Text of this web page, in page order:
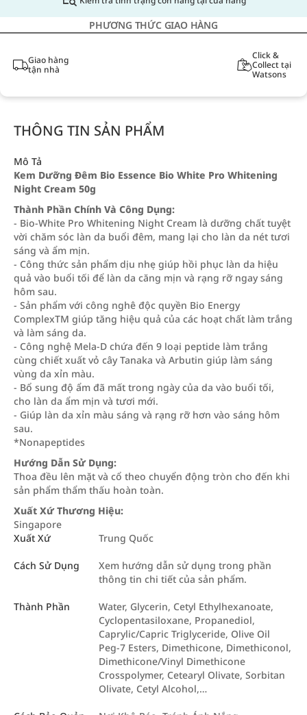
PHƯƠNG THỨC GIAO HÀNG
Giao hàng
tận nhà
Click &
Collect tại
Watsons
THÔNG TIN SẢN PHẨM
Mô Tả
Kem Dưỡng Đêm Bio Essence Bio White Pro Whitening
Night Cream 50g
Thành Phần Chính Và Công Dụng:
- Bio-White Pro Whitening Night Cream là dưỡng chất tuyệt
vời chăm sóc làn da buổi đêm, mang lại cho làn da nét tươi
sáng và ẩm mịn.
- Công thức sản phẩm dịu nhẹ giúp hồi phục làn da hiệu
quả vào buổi tối để làn da căng mịn và rạng rỡ ngay sáng
hôm sau.
- Sản phẩm với công nghê độc quyền Bio Energy
ComplexTM giúp tăng hiệu quả của các hoạt chất làm trắng
và làm sáng da.
- Công nghệ Mela-D chứa đến 9 loại peptide làm trắng
cùng chiết xuất vỏ cây Tanaka và Arbutin giúp làm sáng
vùng da xỉn màu.
- Bổ sung độ ẩm đã mất trong ngày của da vào buổi tối,
cho làn da ẩm mịn và tươi mới.
- Giúp làn da xỉn màu sáng và rạng rỡ hơn vào sáng hôm
sau.
*Nonapeptides
Hướng Dẫn Sử Dụng:
Thoa đều lên mặt và cổ theo chuyển động tròn cho đến khi
sản phẩm thẩm thấu hoàn toàn.
Xuất Xứ Thương Hiệu:
Singapore
Xuất Xứ
Trung Quốc
Cách Sử Dụng
Xem hướng dẫn sử dụng trong phần
thông tin chi tiết của sản phẩm.
Thành Phần
Water, Glycerin, Cetyl Ethylhexanoate,
Cyclopentasiloxane, Propanediol,
Caprylic/Capric Triglyceride, Olive Oil
Peg-7 Esters, Dimethicone, Dimethiconol,
Dimethicone/Vinyl Dimethicone
Crosspolymer, Cetearyl Olivate, Sorbitan
Olivate, Cetyl Alcohol,…